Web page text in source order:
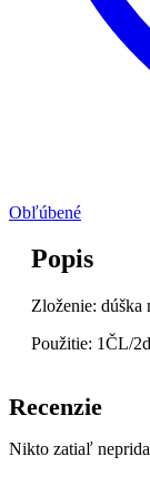
Obľúbené
Popis
Zloženie: dúška
Použitie: 1ČL/
Recenzie
Nikto zatiaľ